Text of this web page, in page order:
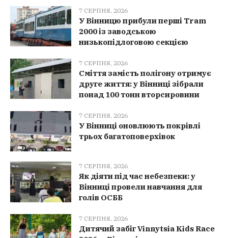
7 СЕРПНЯ, 2026
У Вінницю прибули перші Tram
2000 із заводською
низькопідлоговою секцією
7 СЕРПНЯ, 2026
Сміття замість полігону отримує
друге життя: у Вінниці зібрали
понад 100 тонн вторсировини
7 СЕРПНЯ, 2026
У Вінниці оновлюють покрівлі
трьох багатоповерхівок
7 СЕРПНЯ, 2026
Як діяти під час небезпеки: у
Вінниці провели навчання для
голів ОСББ
7 СЕРПНЯ, 2026
Дитячий забіг Vinnytsia Kids Race